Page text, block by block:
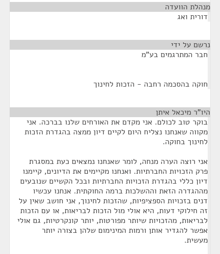
מנהלת הוועדה
דורית ואג
נרשם על ידי
חבר המתרגמים בע"מ
חוקה בהסכמה רחבה - הזכות לחינוך
היו"ר מיכאל איתן
בוקר טוב לכולם. אני מקדם את האורחים שלנו בברכה. אני
מקווה שאנחנו נצליח היום לקיים דיון ממצה בהגדרת הזכות
לחינוך בחוקה.
אני רוצה הערה מנחה, לומר שאנחנו נמצאים כעת במסגרת
פרק הזכויות החברתיות. ואנחנו מקיימים את הדיונים, קיימנו
דיון כללי בהגדרת הזכויות החברתיות ובכל הקשיים שנובעים
מההגדרה הזאת וההשלכות ברמה החוקתית. אנחנו עכשיו
דנים בזכויות הספציפיות, שהזכות לחינוך, אני חושב שאין על
זה חילוקי דעות, היא אולי מול הזכות לבריאות, או עם הזכות
לבריאות, מהזכויות שיותר מפורטות, יותר קונקרטיות, גם אולי
אפשר להגדיר אותן ורמות המינימום שלהן בצורה יותר
מעשית.